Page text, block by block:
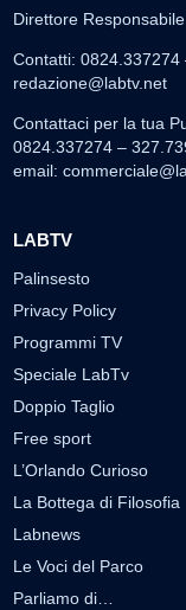
Direttore
Contatti: 0824.337274
redazione@labtv.net
Contattaci per la tua
0824.337274 –
email:
LABTV
Palinsesto
Privacy Policy
Programmi TV
Speciale LabTv
Doppio Taglio
Free sport
L’Orlando Curioso
La Bottega di Filosofia
Labnews
Le Voci del Parco
Parliamo di…